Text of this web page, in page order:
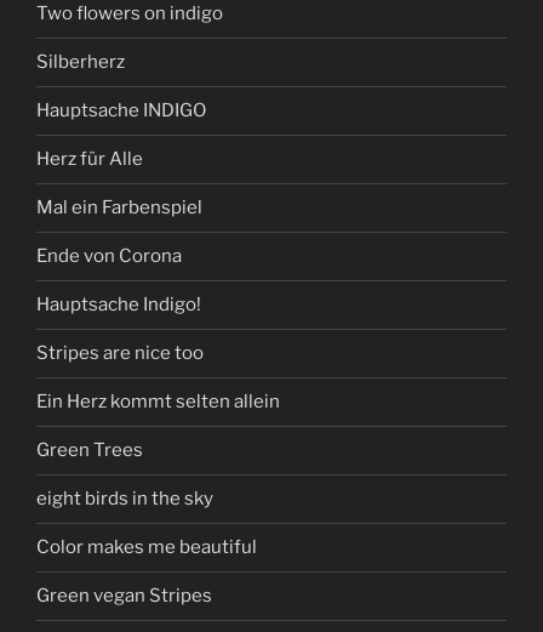
Two flowers on indigo
Silberherz
Hauptsache INDIGO
Herz für Alle
Mal ein Farbenspiel
Ende von Corona
Hauptsache Indigo!
Stripes are nice too
Ein Herz kommt selten allein
Green Trees
eight birds in the sky
Color makes me beautiful
Green vegan Stripes